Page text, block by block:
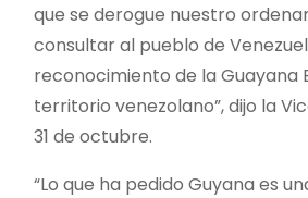
que se derogue nuestro
consultar al pueblo de
reconocimiento de la Guayana
territorio venezolano”, dijo la
31 de octubre.
“Lo que ha pedido Guyana es